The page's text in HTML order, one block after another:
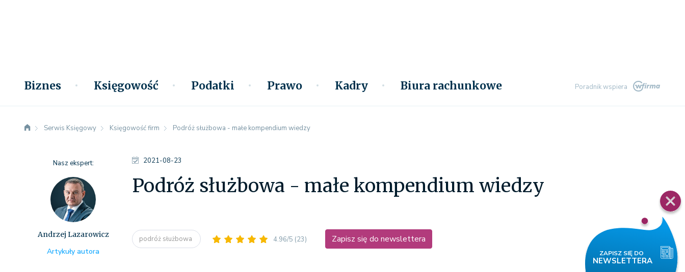
Biznes Księgowość Podatki Prawo Kadry Biura rachunkowe Poradnik wspiera
Serwis Księgowy Księgowość firm Podróż służbowa - małe kompendium wiedzy
2021-08-23
Podróż służbowa - małe kompendium wiedzy
podróż służbowa 4.96/5 (23) Zapisz się do newslettera
Nasz ekspert:
Andrzej Lazarowicz
Artykuły autora